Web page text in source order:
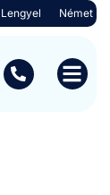
Lengyel Német